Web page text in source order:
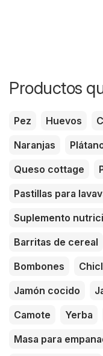
Productos
Pez Huevos
Naranjas
Queso cottage
Pastillas para
Suplemento
Barritas de cereal
Bombones
Jamón cocido
Camote
Yerba
Masa para